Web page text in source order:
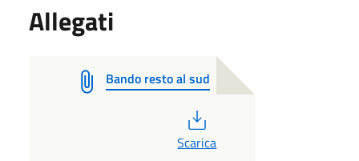
Allegati
Bando resto al sud
Scarica